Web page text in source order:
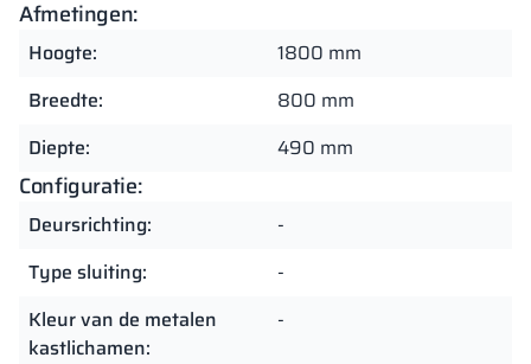
Afmetingen:
Hoogte:
1800 mm
Breedte:
800 mm
Diepte:
490 mm
Configuratie:
Deursrichting:
-
Type sluiting:
-
Kleur van de metalen
kastlichamen:
-